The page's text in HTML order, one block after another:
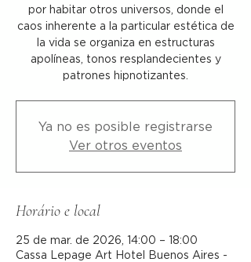
por habitar otros universos, donde el
caos inherente a la particular estética de
la vida se organiza en estructuras
apolíneas, tonos resplandecientes y
patrones hipnotizantes.
Ya no es posible registrarse
Ver otros eventos
Horário e local
25 de mar. de 2026, 14:00 – 18:00
Cassa Lepage Art Hotel Buenos Aires -